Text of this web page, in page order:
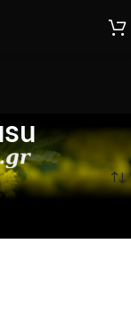
etiketlendi